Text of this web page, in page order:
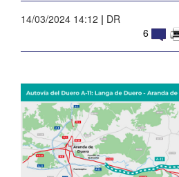
14/03/2024 14:12 | DR
6